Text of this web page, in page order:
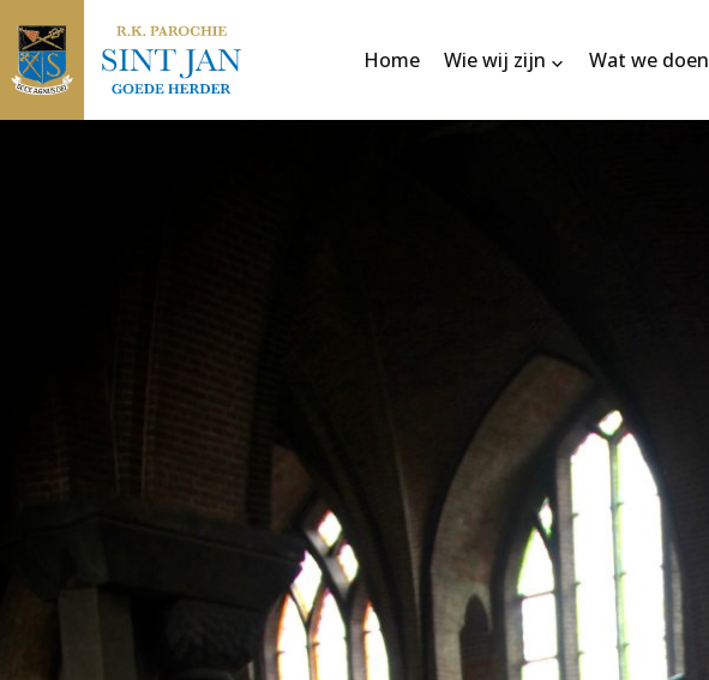
Home Wie wij zijn Wat we doen